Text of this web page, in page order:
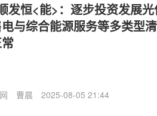
发恒<能>：逐步投资发展
与综合能源服务等多类型
曹晨 2025-08-05 21:44